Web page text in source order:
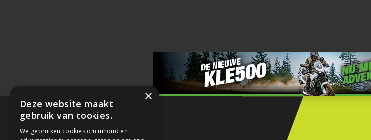
×
Deze website maakt
gebruik van cookies.
We gebruiken cookies om inhoud en